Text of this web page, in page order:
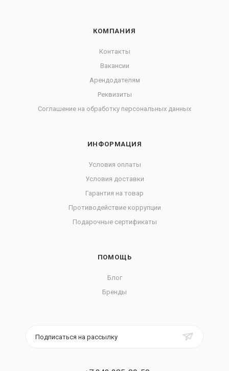
КОМПАНИЯ
Контакты
Вакансии
Арендодателям
Реквизиты
Соглашение на обработку персональных данных
ИНФОРМАЦИЯ
Условия оплаты
Условия доставки
Гарантия на товар
Противодействие коррупции
Подарочные сертификаты
ПОМОЩЬ
Блог
Бренды
Подписаться на рассылку